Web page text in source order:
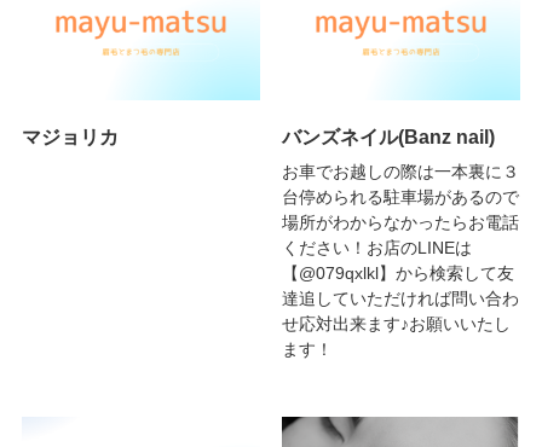
マジョリカ バンズネイル(Banz nail)
お車でお越しの際は一本裏に３
台停められる駐車場があるので
場所がわからなかったらお電話
ください！お店のLINEは
【@079qxlkl】から検索して友
達追していただければ問い合わ
せ応対出来ます♪お願いいたし
ます！